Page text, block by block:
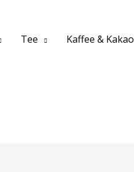
Tee Kaffee & Kakao